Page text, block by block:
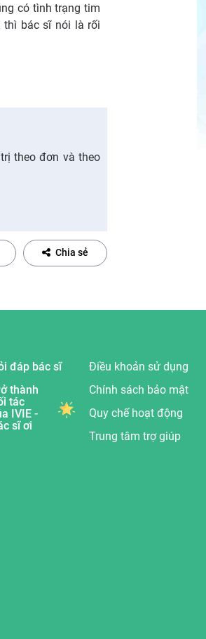
có tình trạng tim
thì bác sĩ nói là rối
theo đơn và theo
Chia sẻ
đáp bác sĩ
thành
tác
IVIE -
sĩ ơi
Điều khoản sử dụng
Chính sách bảo mật
Quy chế hoạt động
Trung tâm trợ giúp